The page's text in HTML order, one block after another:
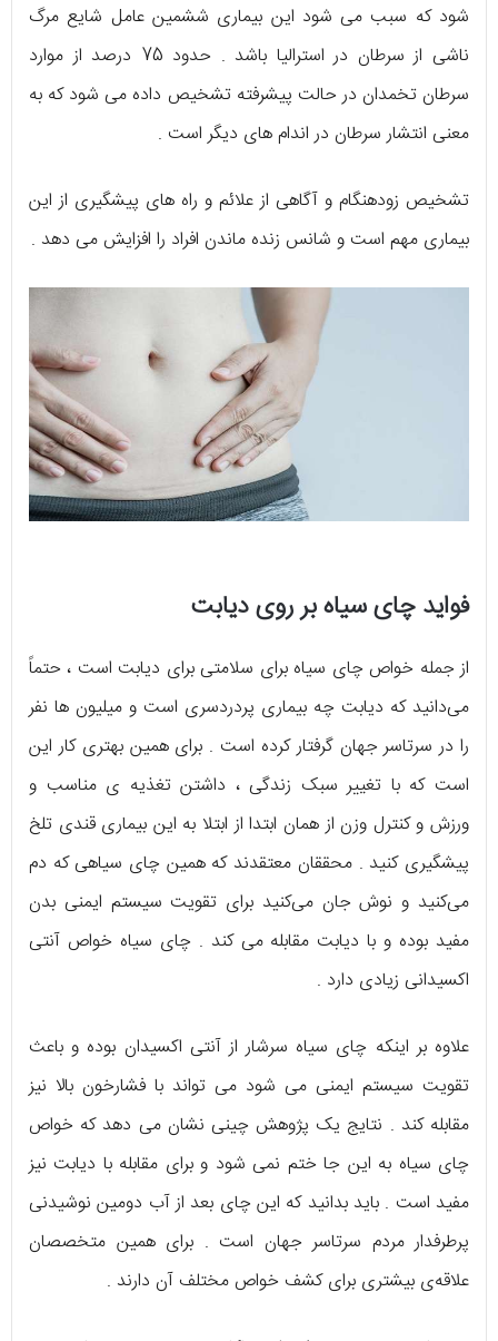
شود که سبب می شود این بیماری ششمین عامل شایع مرگ
ناشی از سرطان در استرالیا باشد . حدود 75 درصد از موارد
سرطان تخمدان در حالت پیشرفته تشخیص داده می شود که به
معنی انتشار سرطان در اندام های دیگر است .
تشخیص زودهنگام و آگاهی از علائم و راه های پیشگیری از این
بیماری مهم است و شانس زنده ماندن افراد را افزایش می دهد .
فواید چای سیاه بر روی دیابت
از جمله خواص چای سیاه برای سلامتی برای دیابت است ، حتماً
می‌دانید که دیابت چه بیماری پردردسری است و میلیون‌ ها نفر
را در سرتاسر جهان گرفتار کرده است . برای همین بهتری کار این
است که با تغییر سبک زندگی ، داشتن تغذیه‌ ی مناسب و
ورزش و کنترل وزن از همان ابتدا از ابتلا به این بیماری قندی تلخ
پیشگیری کنید . محققان معتقدند که همین چای سیاهی که دم
می‌کنید و نوش جان می‌کنید برای تقویت سیستم ایمنی بدن
مفید بوده و با دیابت مقابله می‌ کند . چای سیاه خواص آنتی‌
اکسیدانی زیادی دارد .
علاوه بر اینکه چای سیاه سرشار از آنتی‌ اکسیدان بوده و باعث
تقویت سیستم ایمنی می‌ شود می‌ تواند با فشارخون بالا نیز
مقابله کند . نتایج یک پژوهش چینی نشان می‌ دهد که خواص
چای سیاه به این جا ختم نمی‌ شود و برای مقابله با دیابت نیز
مفید است . باید بدانید که این چای بعد از آب دومین نوشیدنی
پرطرفدار مردم سرتاسر جهان است . برای همین متخصصان
علاقه‌ی بیشتری برای کشف خواص مختلف آن دارند .